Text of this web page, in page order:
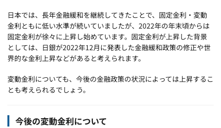
日本では、長年金融緩和を継続してきたことで、固定金利・変動
金利ともに低い水準が続いていましたが、2022年の年末頃からは
固定金利が徐々に上昇し始めています。固定金利が上昇した背景
としては、日銀が2022年12月に発表した金融緩和政策の修正や世
界的な金利上昇などがあると考えられます。
変動金利についても、今後の金融政策の状況によっては上昇するこ
とも考えられるでしょう。
今後の変動金利について